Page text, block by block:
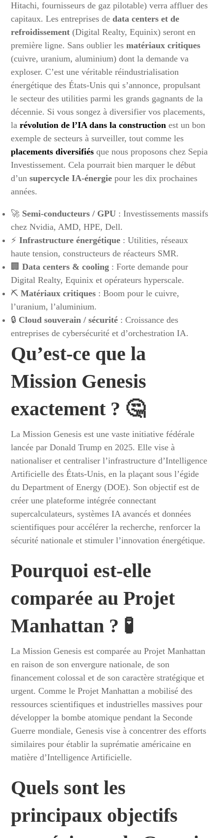
Hitachi, fournisseurs de gaz pilotable) verra affluer des
capitaux. Les entreprises dedata centers et de
refroidissement (Digital Realty, Equinix) seront en
première ligne. Sans oublier lesmatériaux critiques
(cuivre, uranium, aluminium) dont la demande va
exploser. C’est une véritable réindustrialisation
énergétique des États-Unis qui s’annonce, propulsant
le secteur des utilities parmi les grands gagnants de la
décennie. Si vous songez à diversifier vos placements,
larévolution de l’IA dans la construction est un bon
exemple de secteurs à surveiller, tout comme les
placements diversifiés que nous proposons chez Sepia
Investissement. Cela pourrait bien marquer le début
d’unsupercycle IA-énergie pour les dix prochaines
années.
🚀 Semi-conducteurs / GPU : Investissements massifs
chez Nvidia, AMD, HPE, Dell.
⚡Infrastructure énergétique : Utilities, réseaux
haute tension, constructeurs de réacteurs SMR.
🏢Data centers & cooling : Forte demande pour
Digital Realty, Equinix et opérateurs hyperscale.
⛏️Matériaux critiques : Boom pour le cuivre,
l’uranium, l’aluminium.
🔒 Cloud souverain / sécurité : Croissance des
entreprises de cybersécurité et d’orchestration IA.
Qu’est-ce que la
Mission Genesis
exactement ? 🤔
La Mission Genesis est une vaste initiative fédérale
lancée par Donald Trump en 2025. Elle vise à
nationaliser et centraliser l’infrastructure d’Intelligence
Artificielle des États-Unis, en la plaçant sous l’égide
du Department of Energy (DOE). Son objectif est de
créer une plateforme intégrée connectant
supercalculateurs, systèmes IA avancés et données
scientifiques pour accélérer la recherche, renforcer la
sécurité nationale et stimuler l’innovation énergétique.
Pourquoi est-elle
comparée au Projet
Manhattan ? 🧪
La Mission Genesis est comparée au Projet Manhattan
en raison de son envergure nationale, de son
financement colossal et de son caractère stratégique et
urgent. Comme le Projet Manhattan a mobilisé des
ressources scientifiques et industrielles massives pour
développer la bombe atomique pendant la Seconde
Guerre mondiale, Genesis vise à concentrer des efforts
similaires pour établir la suprématie américaine en
matière d’Intelligence Artificielle.
Quels sont les
principaux objectifs